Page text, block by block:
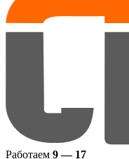
Работаем 9 — 17